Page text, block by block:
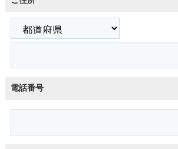
電話番号